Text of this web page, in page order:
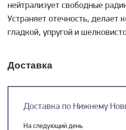
нейтрализует свободные
Устраняет отечность, делает
гладкой, упругой и
Доставка
Доставка по Нижнему
На следующий день